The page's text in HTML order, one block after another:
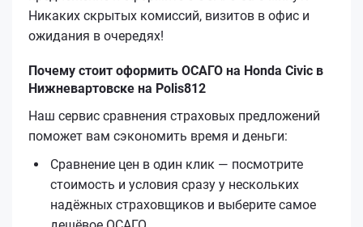
Никаких скрытых комиссий, визитов в офис и
ожидания в очередях!
Почему стоит оформить ОСАГО на Honda Civic в
Нижневартовске на Polis812
Наш сервис сравнения страховых предложений
поможет вам сэкономить время и деньги:
Сравнение цен в один клик — посмотрите
стоимость и условия сразу у нескольких
надёжных страховщиков и выберите самое